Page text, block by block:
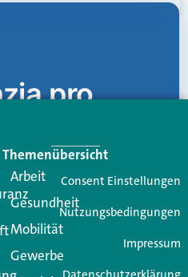
Alles, was
macht. Mit nur einem
Themenübersicht
Arbeit
Gesundheit
Mobilität
Gewerbe
Consent Einstellungen
Nutzungsbedingungen
Impressum